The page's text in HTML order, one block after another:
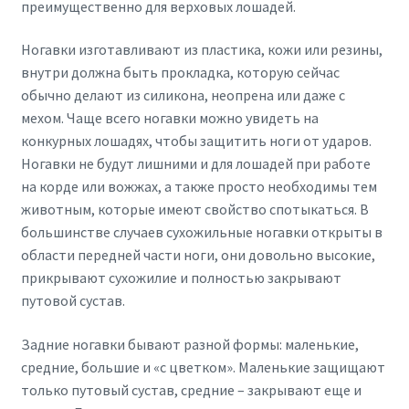
преимущественно для верховых лошадей.
Ногавки изготавливают из пластика, кожи или резины,
внутри должна быть прокладка, которую сейчас
обычно делают из силикона, неопрена или даже с
мехом. Чаще всего ногавки можно увидеть на
конкурных лошадях, чтобы защитить ноги от ударов.
Ногавки не будут лишними и для лошадей при работе
на корде или вожжах, а также просто необходимы тем
животным, которые имеют свойство спотыкаться. В
большинстве случаев сухожильные ногавки открыты в
области передней части ноги, они довольно высокие,
прикрывают сухожилие и полностью закрывают
путовой сустав.
Задние ногавки бывают разной формы: маленькие,
средние, большие и «с цветком». Маленькие защищают
только путовый сустав, средние – закрывают еще и